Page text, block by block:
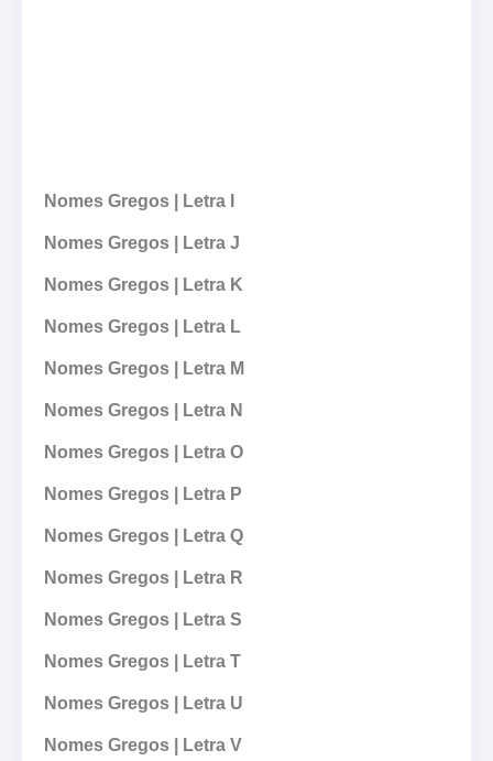
Nomes Gregos | Letra I
Nomes Gregos | Letra J
Nomes Gregos | Letra K
Nomes Gregos | Letra L
Nomes Gregos | Letra M
Nomes Gregos | Letra N
Nomes Gregos | Letra O
Nomes Gregos | Letra P
Nomes Gregos | Letra Q
Nomes Gregos | Letra R
Nomes Gregos | Letra S
Nomes Gregos | Letra T
Nomes Gregos | Letra U
Nomes Gregos | Letra V